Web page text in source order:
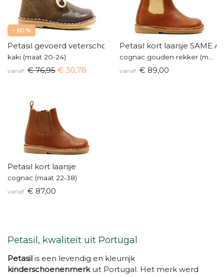
- 60 %
Petasil gevoerd veterschoentje
kaki (maat 20-24)
vanaf € 76,95 € 30,78
Petasil kort laarsje SAME
vanaf € 89,00
Petasil kort laarsje
cognac (maat 22-38)
vanaf € 87,00
Petasil, kwaliteit uit Portugal
Petasil is een levendig en kleurrijk
kinderschoenenmerkuit Portugal. Het merk werd